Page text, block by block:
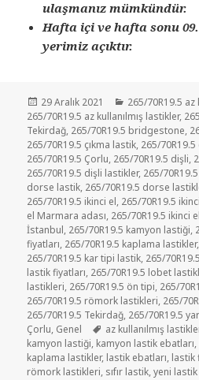
ulaşmanız mümkündür.
Hafta içi ve hafta sonu
yerimiz açıktır.
Yayın
tarihi
29 Aralık 2021 Kategoriler
265/70R19.5 az
265/70R19.5 az kullanılmış lastikler,
Tekirdağ, 265/70R19.5 bridgestone,
265/70R19.5 çıkma lastik, 265/
265/70R19.5 Çorlu, 265/70R19.5 dişli,
265/70R19.5 dişli lastikler, 265/
dorse lastik, 265/70R19.5 dorse
265/70R19.5 ikinci el, 265/70R19.5
el Marmara adası, 265/70R19.5 ikinci
İstanbul, 265/70R19.5 kamyon lastiği,
fiyatları, 265/70R19.5 kaplama lastikler,
265/70R19.5 kar tipi lastik, 265/
lastik fiyatları, 265/70R19.5 lobet
lastikleri, 265/70R19.5 ön tipi, 265/
265/70R19.5 römork lastikleri, 265/
265/70R19.5 Tekirdağ, 265/70R19.5
Çorlu, Genel Etiketler
az kullanılmış
kamyon lastiği, kamyon lastik ebatları,
kaplama lastikler, lastik ebatları, lastik
römork lastikleri, sıfır lastik,yeni lastik